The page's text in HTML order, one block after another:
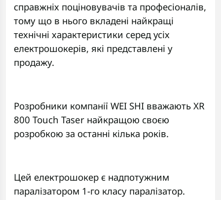
справжніх поціновувачів та професіоналів,
тому що в нього вкладені найкращі
технічні характеристики серед усіх
електрошокерів, які представлені у
продажу.
Розробники компанії WEI SHI вважають XR
800 Touch Taser найкращою своєю
розробкою за останні кілька років.
Цей електрошокер є надпотужним
паралізатором 1-го класу паралізатор.